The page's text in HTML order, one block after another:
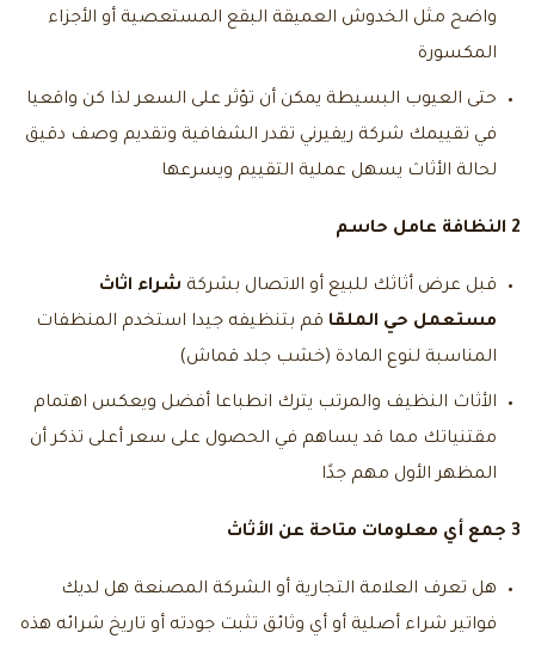
واضح مثل الخدوش العميقة البقع المستعصية أو الأجزاء
المكسورة
حتى العيوب البسيطة يمكن أن تؤثر على السعر لذا كن واقعيا
في تقييمك شركة ريفيرني تقدر الشفافية وتقديم وصف دقيق
لحالة الأثاث يسهل عملية التقييم ويسرعها
2 النظافة عامل حاسم
قبل عرض أثاثك للبيع أو الاتصال بشركة شراء اثاث
مستعمل حي الملقا قم بتنظيفه جيدا استخدم المنظفات
المناسبة لنوع المادة (خشب جلد قماش)
الأثاث النظيف والمرتب يترك انطباعا أفضل ويعكس اهتمام
مقتنياتك مما قد يساهم في الحصول على سعر أعلى تذكر أن
المظهر الأول مهم جدًا
3 جمع أي معلومات متاحة عن الأثاث
هل تعرف العلامة التجارية أو الشركة المصنعة هل لديك
فواتير شراء أصلية أو أي وثائق تثبت جودته أو تاريخ شرائه هذه